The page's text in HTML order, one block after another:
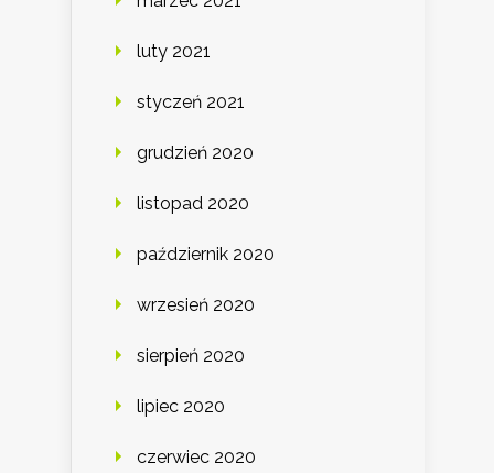
luty 2021
styczeń 2021
grudzień 2020
listopad 2020
październik 2020
wrzesień 2020
sierpień 2020
lipiec 2020
czerwiec 2020